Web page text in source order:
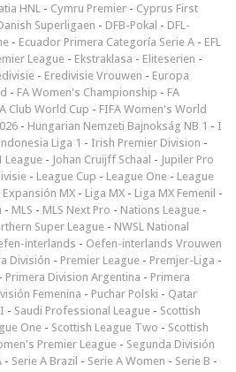
HNL - Cymru Premier - Cyprus First
Superligaen - DFB-Pokal - DFL-
- Ecuador Primera Categoría Serie A - EFL
League - Ekstraklasa - Eliteserien -
- Eredivisie Vrouwen - Europa
- FA Women's Championship - FA
Club World Cup - FIFA Women's World
- Hungarian Nemzeti Bajnokság NB 1 - I
Liga 1 - Irish Premier Division -
League - Johan Cruijff Schaal - Jupiler Pro
- League Cup - League One - League
Expansión MX - Liga MX - Liga MX Femenil -
- MLS - MLS Next Pro - Nations League -
Super League - NWSL National
interlands - Oefen-interlands Vrouwen
División - Premier League - Premjer-Liga -
- Primera Division Argentina - Primera
Femenina - Puchar Polski - Qatar
- Saudi Professional League - Scottish
One - Scottish League Two - Scottish
Premier League - Segunda División
- Serie A Brazil - Serie A Women - Serie B -